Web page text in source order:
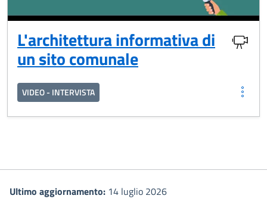
L'architettura informativa di
un sito comunale
VIDEO - INTERVISTA
Ultimo aggiornamento: 14 luglio 2026